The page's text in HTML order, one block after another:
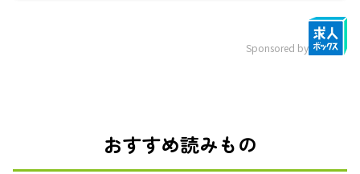
Sponsored by
おすすめ読みもの